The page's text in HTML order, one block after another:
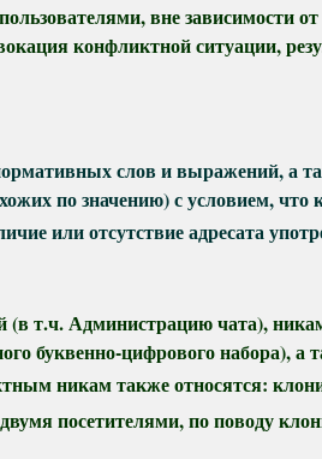
вне зависимости
конфликтной ситуации,
слов и выражений, а
по значению) с условием,
или отсутствие адресата
Администрацию чата),
буквенно-цифрового набора),
никам также относятся:
посетителями, по поводу